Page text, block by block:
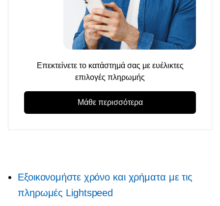
Επεκτείνετε το κατάστημά σας με ευέλικτες
επιλογές πληρωμής
Μάθε περισσότερα
Εξοικονομήστε χρόνο και χρήματα με τις
πληρωμές Lightspeed